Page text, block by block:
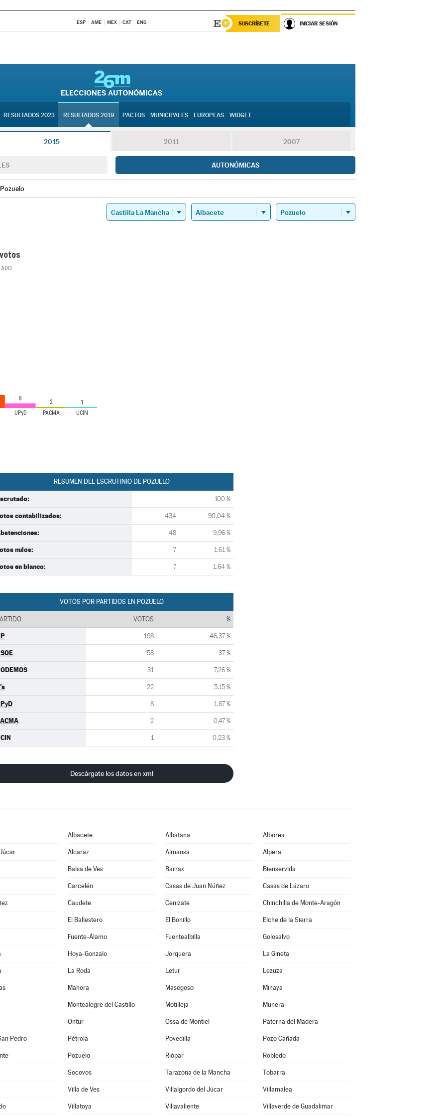
ESP AME MEX CAT ENG SUSCRÍBETE INICIAR SESIÓN
RESULTADOS 2023 RESULTADOS 2019 PACTOS MUNICIPALES EUROPEAS WIDGET
2015 2011 2007
AUTONÓMICAS
Pozuelo
UPyD PACMA UCIN
8
2 1
RESUMEN DEL ESCRUTINIO DE POZUELO
100 %
contabilizados: 434 90,04 %
48 9,96 %
nulos: 7 1,61 %
en blanco: 7 1,64 %
VOTOS POR PARTIDOS EN POZUELO
VOTOS %
198 46,37 %
158 37 %
31 7,26 %
22 5,15 %
8 1,87 %
2 0,47 %
1 0,23 %
Descárgate los datos en xml
Albacete Albatana Alborea
Alcaraz Almansa Alpera
Balsa de Ves Barrax Bienservida
Carcelén Casas de Juan Núñez Casas de Lázaro
Caudete Cenizate Chinchilla de Monte-Aragón
El Ballestero El Bonillo Elche de la Sierra
Fuente-Álamo Fuentealbilla Golosalvo
Hoya-Gonzalo Jorquera La Gineta
La Roda Letur Lezuza
Mahora Masegoso Minaya
Montealegre del Castillo Motilleja Munera
Ontur Ossa de Montiel Paterna del Madera
Pedro Pétrola Povedilla Pozo Cañada
Pozuelo Riópar Robledo
Socovos Tarazona de la Mancha Tobarra
Villa de Ves Villalgordo del Júcar Villamalea
Villatoya Villavaliente Villaverde de Guadalimar